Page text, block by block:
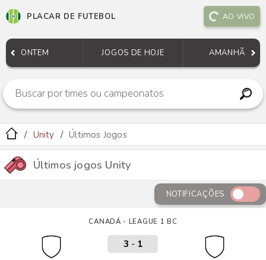
PLACAR DE FUTEBOL AO VIVO
ONTEM JOGOS DE HOJE AMANHÃ
Unity Últimos Jogos
Últimos jogos Unity
NOTIFICAÇÕES
CANADÁ - LEAGUE 1 BC
3 - 1